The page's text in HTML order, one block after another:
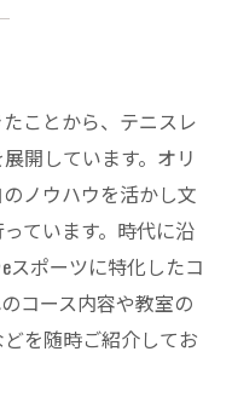
ことから、テニスレ
開しています。オリ
ノウハウを活かし文
ています。時代に沿
スポーツに特化したコ
コース内容や教室の
を随時ご紹介してお